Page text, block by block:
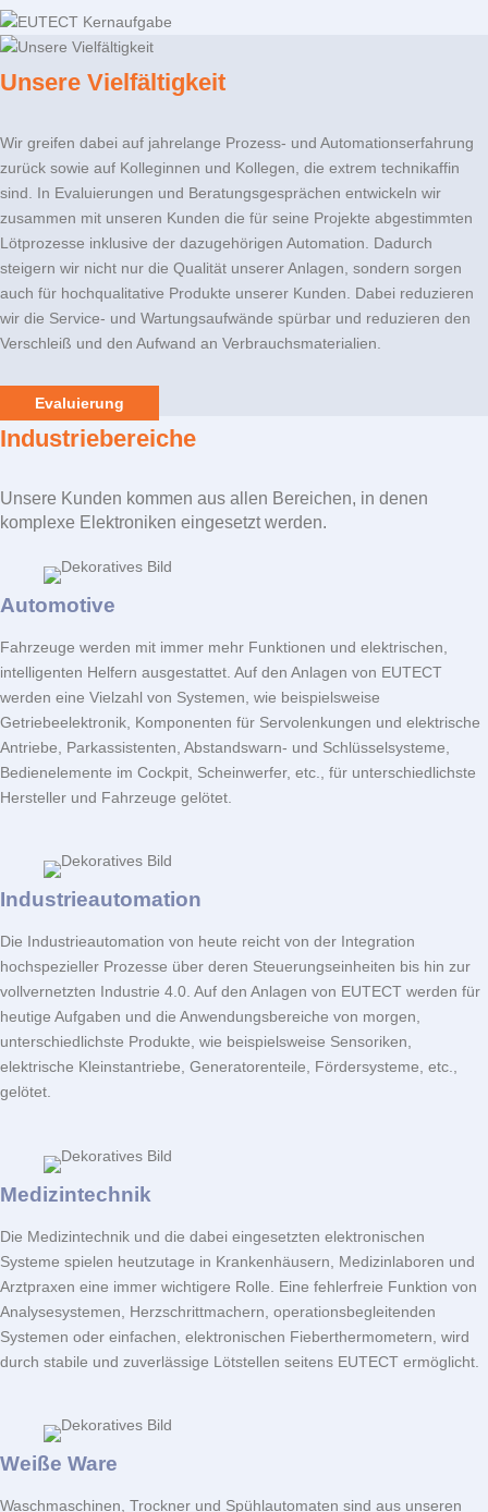
Unsere Vielfältigkeit
Wir greifen dabei auf jahrelange Prozess- und Automationserfahrung
zurück sowie auf Kolleginnen und Kollegen, die extrem technikaffin
sind. In Evaluierungen und Beratungsgesprächen entwickeln wir
zusammen mit unseren Kunden die für seine Projekte abgestimmten
Lötprozesse inklusive der dazugehörigen Automation. Dadurch
steigern wir nicht nur die Qualität unserer Anlagen, sondern sorgen
auch für hochqualitative Produkte unserer Kunden. Dabei reduzieren
wir die Service- und Wartungsaufwände spürbar und reduzieren den
Verschleiß und den Aufwand an Verbrauchsmaterialien.
Evaluierung
Industriebereiche
Unsere Kunden kommen aus allen Bereichen, in denen
komplexe Elektroniken eingesetzt werden.
Automotive
Fahrzeuge werden mit immer mehr Funktionen und elektrischen,
intelligenten Helfern ausgestattet. Auf den Anlagen von EUTECT
werden eine Vielzahl von Systemen, wie beispielsweise
Getriebeelektronik, Komponenten für Servolenkungen und elektrische
Antriebe, Parkassistenten, Abstandswarn- und Schlüsselsysteme,
Bedienelemente im Cockpit, Scheinwerfer, etc., für unterschiedlichste
Hersteller und Fahrzeuge gelötet.
Industrieautomation
Die Industrieautomation von heute reicht von der Integration
hochspezieller Prozesse über deren Steuerungseinheiten bis hin zur
vollvernetzten Industrie 4.0. Auf den Anlagen von EUTECT werden für
heutige Aufgaben und die Anwendungsbereiche von morgen,
unterschiedlichste Produkte, wie beispielsweise Sensoriken,
elektrische Kleinstantriebe, Generatorenteile, Fördersysteme, etc.,
gelötet.
Medizintechnik
Die Medizintechnik und die dabei eingesetzten elektronischen
Systeme spielen heutzutage in Krankenhäusern, Medizinlaboren und
Arztpraxen eine immer wichtigere Rolle. Eine fehlerfreie Funktion von
Analysesystemen, Herzschrittmachern, operationsbegleitenden
Systemen oder einfachen, elektronischen Fieberthermometern, wird
durch stabile und zuverlässige Lötstellen seitens EUTECT ermöglicht.
Weiße Ware
Waschmaschinen, Trockner und Spühlautomaten sind aus unseren